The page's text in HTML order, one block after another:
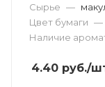
Сырье —
Цвет бумаги —
Наличие
4.40 руб./